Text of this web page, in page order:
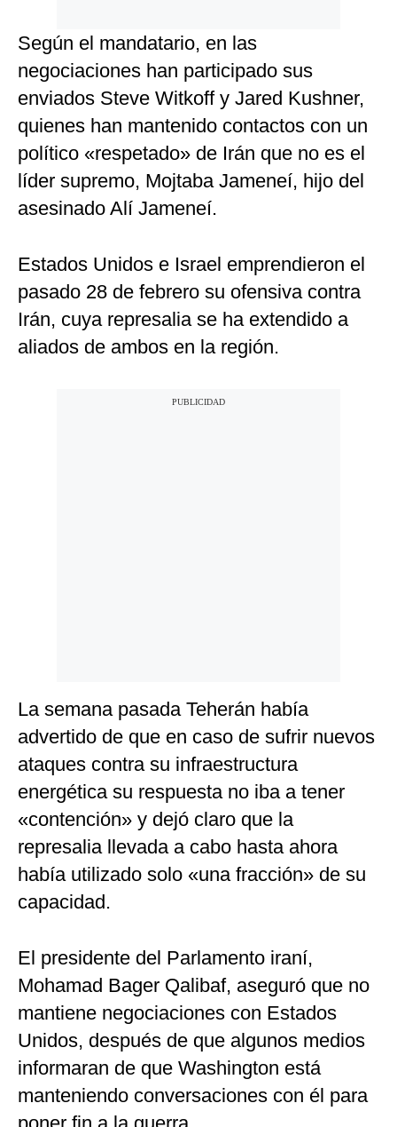
Según el mandatario, en las
negociaciones han participado sus
enviados Steve Witkoff y Jared Kushner,
quienes han mantenido contactos con un
político «respetado» de Irán que no es el
líder supremo, Mojtaba Jameneí, hijo del
asesinado Alí Jameneí.
Estados Unidos e Israel emprendieron el
pasado 28 de febrero su ofensiva contra
Irán, cuya represalia se ha extendido a
aliados de ambos en la región.
La semana pasada Teherán había
advertido de que en caso de sufrir nuevos
ataques contra su infraestructura
energética su respuesta no iba a tener
«contención» y dejó claro que la
represalia llevada a cabo hasta ahora
había utilizado solo «una fracción» de su
capacidad.
El presidente del Parlamento iraní,
Mohamad Bager Qalibaf, aseguró que no
mantiene negociaciones con Estados
Unidos, después de que algunos medios
informaran de que Washington está
manteniendo conversaciones con él para